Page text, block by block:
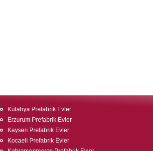
Kütahya Prefabrik Evler
Erzurum Prefabrik Evler
Kayseri Prefabrik Evler
Kocaeli Prefabrik Evler